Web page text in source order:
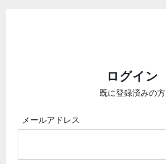
ログイン
既に登録済みの方
メールアドレス